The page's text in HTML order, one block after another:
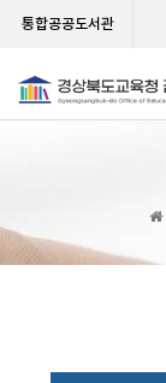
통합공공도서관